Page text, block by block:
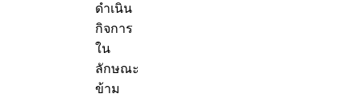
ดำเนิน
กิจการ
ใน
ลักษณะ
ข้าม